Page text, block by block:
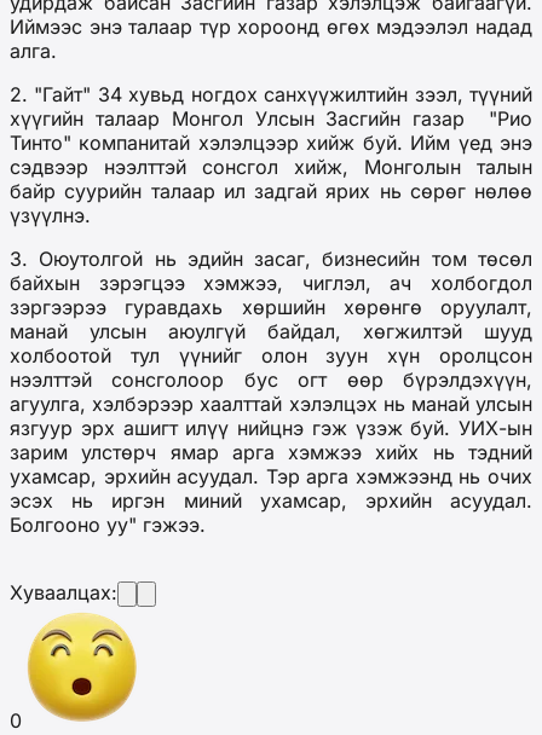
Иймээс энэ талаар түр хороонд өгөх мэдээлэл надад
алга.
2. "Гайт" 34 хувьд ногдох санхүүжилтийн зээл, түүний
хүүгийн талаар Монгол Улсын Засгийн газар "Рио
Тинто" компанитай хэлэлцээр хийж буй. Ийм үед энэ
сэдвээр нээлттэй сонсгол хийж, Монголын талын
байр суурийн талаар ил задгай ярих нь сөрөг нөлөө
үзүүлнэ.
3. Оюутолгой нь эдийн засаг, бизнесийн том төсөл
байхын зэрэгцээ хэмжээ, чиглэл, ач холбогдол
зэргээрээ гуравдахь хөршийн хөрөнгө оруулалт,
манай улсын аюулгүй байдал, хөгжилтэй шууд
холбоотой тул үүнийг олон зуун хүн оролцсон
нээлттэй сонсголоор бус огт өөр бүрэлдэхүүн,
агуулга, хэлбэрээр хаалттай хэлэлцэх нь манай улсын
язгуур эрх ашигт илүү нийцнэ гэж үзэж буй. УИХ-ын
зарим улстөрч ямар арга хэмжээ хийх нь тэдний
ухамсар, эрхийн асуудал. Тэр арга хэмжээнд нь очих
эсэх нь иргэн миний ухамсар, эрхийн асуудал.
Болгооно уу" гэжээ.
Хуваалцах:
0